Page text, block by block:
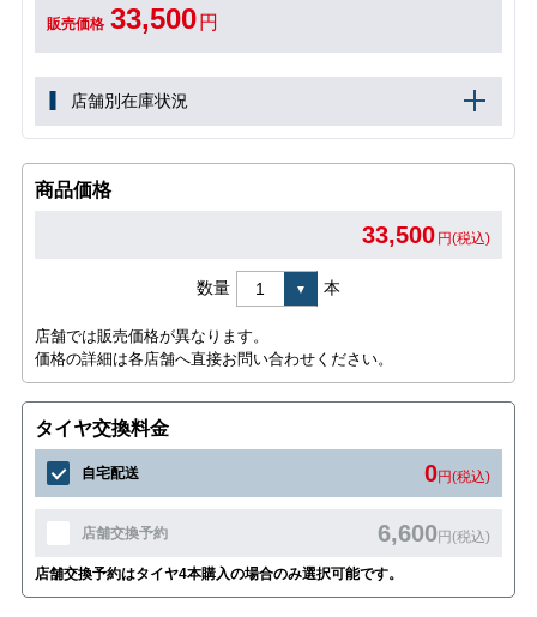
販売価格 33,500 円
店舗別在庫状況
商品価格
33,500 円(税込)
数量 本
店舗では販売価格が異なります。
価格の詳細は各店舗へ直接お問い合わせください。
タイヤ交換料金
自宅配送 0円(税込)
店舗交換予約 6,600円(税込)
店舗交換予約はタイヤ4本購入の場合のみ選択可能です。